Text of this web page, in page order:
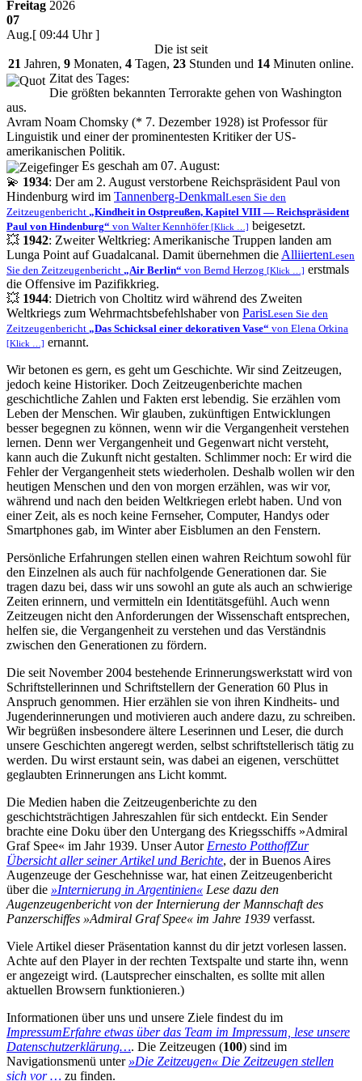
Freitag 2026
07
Aug.[ 09:44 Uhr ]
Die ist seit
21 Jahren, 9 Monaten, 4 Tagen, 23 Stunden und 14 Minuten online.
Zitat des Tages:
Die größten bekannten Terrorakte gehen von Washington
aus.
Avram Noam Chomsky (* 7. Dezember 1928) ist Professor für
Linguistik und einer der prominentesten Kritiker der US-
amerikanischen Politik.
Es geschah am 07. August:
💫 1934: Der am 2. August verstorbene Reichspräsident Paul von
Hindenburg wird im Tannenberg-DenkmalLesen Sie den
Zeitzeugenbericht
Kindheit in Ostpreußen, Kapitel VIII — Reichspräsident
Paul von Hindenburg
von Walter Kennhöfer [Klick …] beigesetzt.
💥 1942: Zweiter Weltkrieg: Amerikanische Truppen landen am
Lunga Point auf Guadalcanal. Damit übernehmen die AlliiertenLesen
Sie den Zeitzeugenbericht
Air Berlin von Bernd Herzog [Klick …] erstmals
die Offensive im Pazifikkrieg.
💥 1944: Dietrich von Choltitz wird während des Zweiten
Weltkriegs zum Wehrmachtsbefehlshaber von ParisLesen Sie den
Zeitzeugenbericht
Das Schicksal einer dekorativen Vase von Elena Orkina
[Klick …] ernannt.
Wir betonen es gern, es geht um Geschichte. Wir sind Zeitzeugen,
jedoch keine Historiker. Doch Zeitzeugenberichte machen
geschichtliche Zahlen und Fakten erst lebendig. Sie erzählen vom
Leben der Menschen. Wir glauben, zukünftigen Entwicklungen
besser begegnen zu können, wenn wir die Vergangenheit verstehen
lernen. Denn wer Vergangenheit und Gegenwart nicht versteht,
kann auch die Zukunft nicht gestalten. Schlimmer noch: Er wird die
Fehler der Vergangenheit stets wiederholen. Deshalb wollen wir den
heutigen Menschen und den von morgen erzählen, was wir vor,
während und nach den beiden Weltkriegen erlebt haben. Und von
einer Zeit, als es noch keine Fernseher, Computer, Handys oder
Smartphones gab, im Winter aber Eisblumen an den Fenstern.
Persönliche Erfahrungen stellen einen wahren Reichtum sowohl für
den Einzelnen als auch für nachfolgende Generationen dar. Sie
tragen dazu bei, dass wir uns sowohl an gute als auch an schwierige
Zeiten erinnern, und vermitteln ein Identitätsgefühl. Auch wenn
Zeitzeugen nicht den Anforderungen der Wissenschaft entsprechen,
helfen sie, die Vergangenheit zu verstehen und das Verständnis
zwischen den Generationen zu fördern.
Die seit November 2004 bestehende Erinnerungswerkstatt wird von
Schriftstellerinnen und Schriftstellern der Generation 60 Plus in
Anspruch genommen. Hier erzählen sie von ihren Kindheits- und
Jugenderinnerungen und motivieren auch andere dazu, zu schreiben.
Wir begrüßen insbesondere ältere Leserinnen und Leser, die durch
unsere Geschichten angeregt werden, selbst schriftstellerisch tätig zu
werden. Du wirst erstaunt sein, was dabei an eigenen, verschüttet
geglaubten Erinnerungen ans Licht kommt.
Die Medien haben die Zeitzeugenberichte zu den
geschichtsträchtigen Jahreszahlen für sich entdeckt. Ein Sender
brachte eine Doku über den Untergang des Kriegsschiffs »Admiral
Graf Spee« im Jahr 1939. Unser Autor Ernesto PotthoffZur
Übersicht aller seiner Artikel und Berichte, der in Buenos Aires
Augenzeuge der Geschehnisse war, hat einen Zeitzeugenbericht
über die »Internierung in Argentinien« Lese dazu den
Augenzeugenbericht von der Internierung der Mannschaft des
Panzerschiffes »Admiral Graf Spee« im Jahre 1939 verfasst.
Viele Artikel dieser Präsentation kannst du dir jetzt vorlesen lassen.
Achte auf den Player in der rechten Textspalte und starte ihn, wenn
er angezeigt wird. (Lautsprecher einschalten, es sollte mit allen
aktuellen Browsern funktionieren.)
Informationen über uns und unsere Ziele findest du im
ImpressumErfahre etwas über das Team im Impressum, lese unsere
Datenschutzerklärung…. Die Zeitzeugen (100) sind im
Navigationsmenü unter »Die Zeitzeugen« Die Zeitzeugen stellen
sich vor … zu finden.